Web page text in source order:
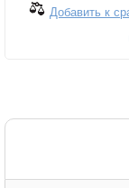
Добавить к